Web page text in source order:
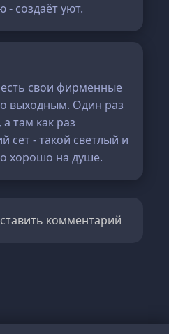
- создаёт уют.
свои фирменные
выходным. Один раз
там как раз
сет - такой светлый и
хорошо на душе.
комментарий